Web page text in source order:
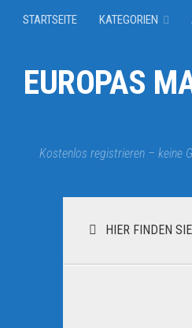
STARTSEITE KATEGORIEN
EUROPAS
Kostenlos registrieren – keine
HIER FINDEN